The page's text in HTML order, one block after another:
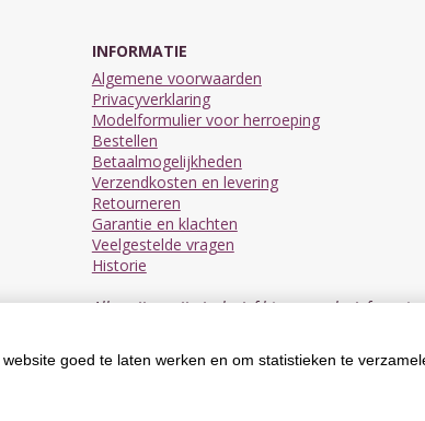
INFORMATIE
Algemene voorwaarden
Privacyverklaring
Modelformulier voor herroeping
Bestellen
Betaalmogelijkheden
Verzendkosten en levering
Retourneren
Garantie en klachten
Veelgestelde vragen
Historie
Alle prijzen zijn inclusief btw en exclusief
goed te laten werken en om statistieken te